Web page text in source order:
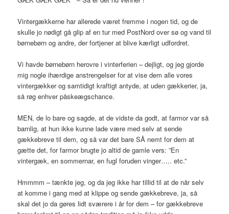
Vintergækkerne har allerede været fremme i nogen tid, og de
skulle jo nødigt gå glip af en tur med PostNord over sø og vand til
børnebørn og andre, der fortjener at blive kærligt udfordret.
Vi havde børnebørn herovre i vinterferien – dejligt, og jeg gjorde
mig nogle ihærdige anstrengelser for at vise dem alle vores
vintergækker og samtidigt kraftigt antyde, at uden gækkerier, ja,
så røg enhver påskeægschance.
MEN, de lo bare og sagde, at de vidste da godt, at farmor var så
barnlig, at hun ikke kunne lade være med selv at sende
gækkebreve til dem, og så var det bare SÅ nemt for dem at
gætte det, for farmor brugte jo altid de gamle vers: ”En
vintergæk, en sommernar, en fugl foruden vinger….. etc.”
Hmmmm – tænkte jeg, og da jeg ikke har tillid til at de når selv
at komme i gang med at klippe og sende gækkebreve, ja, så
skal det jo da gøres lidt sværere i år for dem – for gækkebreve